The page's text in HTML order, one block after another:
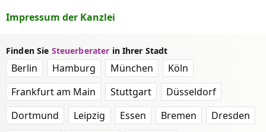
Impressum der Kanzlei
Finden Sie Steuerberater in Ihrer Stadt
Berlin Hamburg München
Köln
Frankfurt am Main
Stuttgart
Düsseldorf
Dortmund
Leipzig Essen Bremen
Dresden